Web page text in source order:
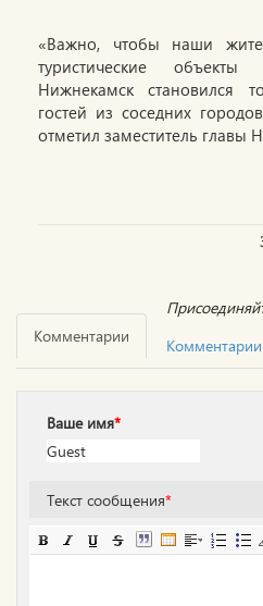
«Важно, чтобы наши
туристические
Нижнекамск становился
гостей из соседних
отметил заместитель главы
Комментарии
Ваше имя*
Текст сообщения*